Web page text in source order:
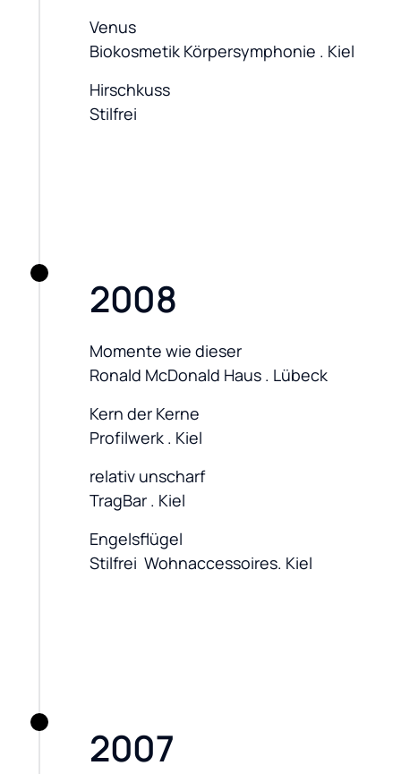
Venus
Biokosmetik Körpersymphonie . Kiel
Hirschkuss
Stilfrei
2008
Momente wie dieser
Ronald McDonald Haus . Lübeck
Kern der Kerne
Profilwerk . Kiel
relativ unscharf
TragBar . Kiel
Engelsflügel
Stilfrei  Wohnaccessoires. Kiel
2007